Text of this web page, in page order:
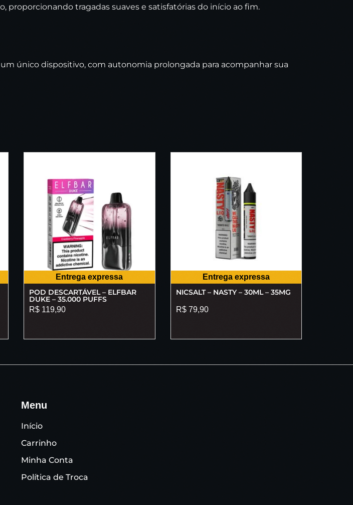
tragadas suaves e satisfatórias do início ao fim.
único dispositivo, com autonomia prolongada para acompanhar sua
Entrega expressa
POD DESCARTÁVEL – ELFBAR
DUKE – 35.000 PUFFS
R$ 119,90
Entrega expressa
NICSALT – NASTY – 30ML – 35MG
R$79,90
Menu
Início
Carrinho
Minha Conta
Política de Troca